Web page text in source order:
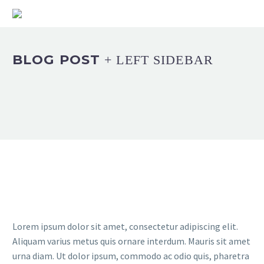
BLOG POST + LEFT SIDEBAR
Lorem ipsum dolor sit amet, consectetur adipiscing elit.
Aliquam varius metus quis ornare interdum. Mauris sit amet
urna diam. Ut dolor ipsum, commodo ac odio quis, pharetra